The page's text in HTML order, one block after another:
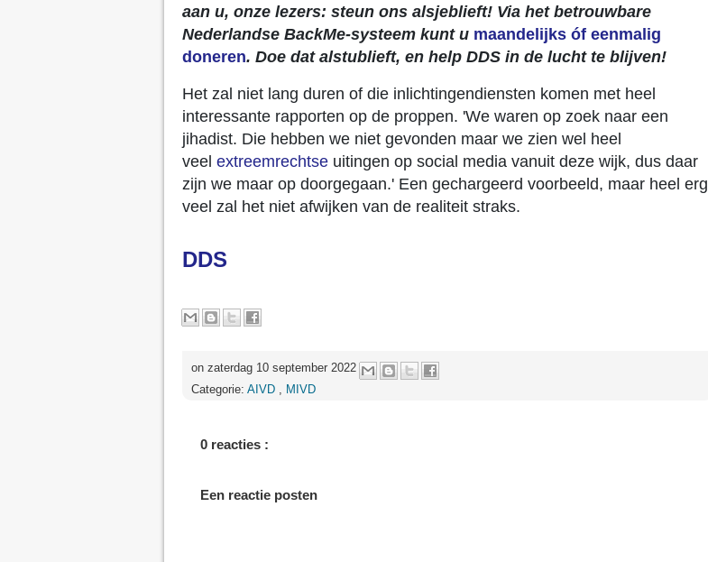
aan u, onze lezers: steun ons alsjeblieft! Via het betrouwbare
Nederlandse BackMe-systeem kunt u maandelijks óf eenmalig
doneren. Doe dat alstublieft, en help DDS in de lucht te blijven!
Het zal niet lang duren of die inlichtingendiensten komen met heel
interessante rapporten op de proppen. 'We waren op zoek naar een
jihadist. Die hebben we niet gevonden maar we zien wel heel
veel extreemrechtse uitingen op social media vanuit deze wijk, dus daar
zijn we maar op doorgegaan.' Een gechargeerd voorbeeld, maar heel erg
veel zal het niet afwijken van de realiteit straks.
DDS
on zaterdag 10 september 2022
Categorie: AIVD MIVD
0 reacties :
Een reactie posten